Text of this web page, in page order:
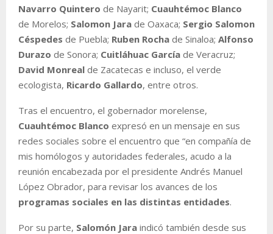
Navarro Quintero de Nayarit; Cuauhtémoc Blanco
de Morelos; Salomon Jara de Oaxaca; Sergio Salomon
Céspedes de Puebla; Ruben Rocha de Sinaloa; Alfonso
Durazo de Sonora; Cuitláhuac García de Veracruz;
David Monreal de Zacatecas e incluso, el verde
ecologista, Ricardo Gallardo, entre otros.
Tras el encuentro, el gobernador morelense,
Cuauhtémoc Blanco expresó en un mensaje en sus
redes sociales sobre el encuentro que “en compañía de
mis homólogos y autoridades federales, acudo a la
reunión encabezada por el presidente Andrés Manuel
López Obrador, para revisar los avances de los
programas sociales en las distintas entidades.
Por su parte, Salomón Jara indicó también desde sus